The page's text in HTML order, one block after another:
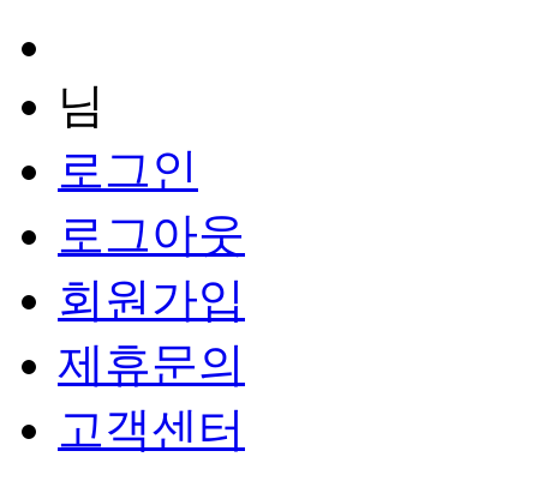
님
로그인
로그아웃
회원가입
제휴문의
고객센터